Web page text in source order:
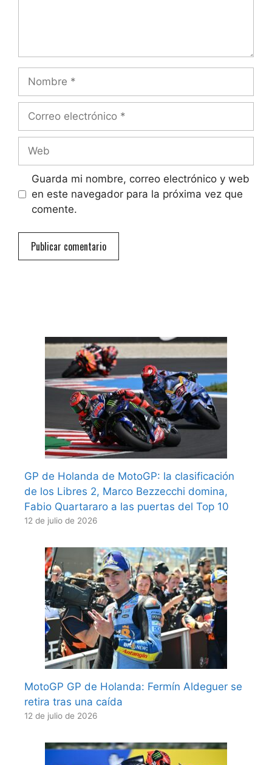
electrónico
Guarda mi nombre, correo electrónico y web
en este navegador para la próxima vez que
comente.
GP de Holanda de MotoGP: la clasificación
de los Libres 2, Marco Bezzecchi domina,
Fabio Quartararo a las puertas del Top 10
12 de julio de 2026
MotoGP GP de Holanda: Fermín Aldeguer se
retira tras una caída
12 de julio de 2026